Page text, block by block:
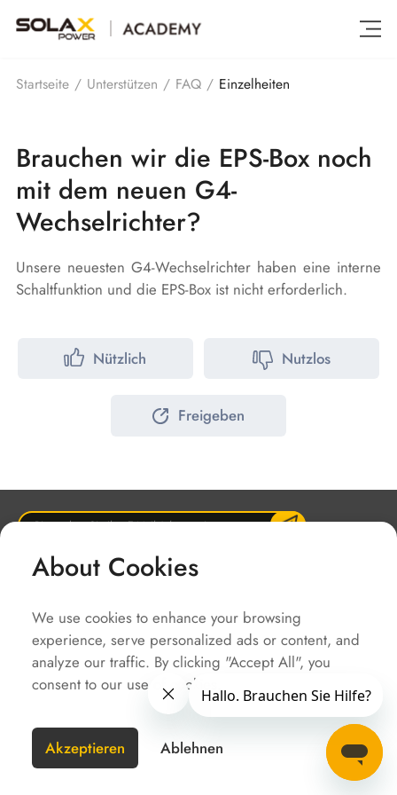
Startseite / Unterstützen / FAQ / Einzelheiten
Brauchen wir die EPS-Box noch
mit dem neuen G4-
Wechselrichter?
Unsere neuesten G4-Wechselrichter haben eine interne
Schaltfunktion und die EPS-Box ist nicht erforderlich.
Nützlich Nutzlos
Freigeben
Unternehmen
Service
Schnellzugriffe
URHEBERRECHT @SOLAX POWER
SiteMap
Nutzungsbedingungen
Datenschutzerklärung
Deutschland(Germany)
About Cookies
We use cookies to enhance your browsing
experience, serve personalized ads or content, and
analyze our traffic. By clicking "Accept All", you
consent to our use of cookies.
Akzeptieren Ablehnen